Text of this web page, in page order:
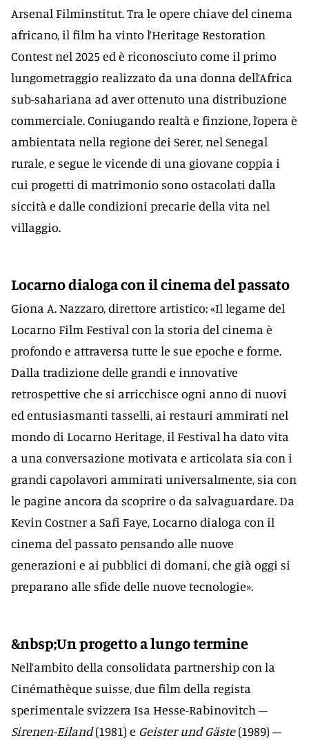
Arsenal Filminstitut. Tra le opere chiave del cinema
africano, il film ha vinto l’Heritage Restoration
Contest nel 2025 ed è riconosciuto come il primo
lungometraggio realizzato da una donna dell’Africa
sub-sahariana ad aver ottenuto una distribuzione
commerciale. Coniugando realtà e finzione, l’opera è
ambientata nella regione dei Serer, nel Senegal
rurale, e segue le vicende di una giovane coppia i
cui progetti di matrimonio sono ostacolati dalla
siccità e dalle condizioni precarie della vita nel
villaggio.
Locarno dialoga con il cinema del passato
Giona A. Nazzaro, direttore artistico: «Il legame del
Locarno Film Festival con la storia del cinema è
profondo e attraversa tutte le sue epoche e forme.
Dalla tradizione delle grandi e innovative
retrospettive che si arricchisce ogni anno di nuovi
ed entusiasmanti tasselli, ai restauri ammirati nel
mondo di Locarno Heritage, il Festival ha dato vita
a una conversazione motivata e articolata sia con i
grandi capolavori ammirati universalmente, sia con
le pagine ancora da scoprire o da salvaguardare. Da
Kevin Costner a Safi Faye, Locarno dialoga con il
cinema del passato pensando alle nuove
generazioni e ai pubblici di domani, che già oggi si
preparano alle sfide delle nuove tecnologie».
&nbsp;Un progetto a lungo termine
Nell’ambito della consolidata partnership con la
Cinémathèque suisse, due film della regista
sperimentale svizzera Isa Hesse-Rabinovitch –
Sirenen-Eiland(1981) e Geister und Gäste(1989) –